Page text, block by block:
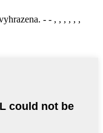
- - , , , , , ,